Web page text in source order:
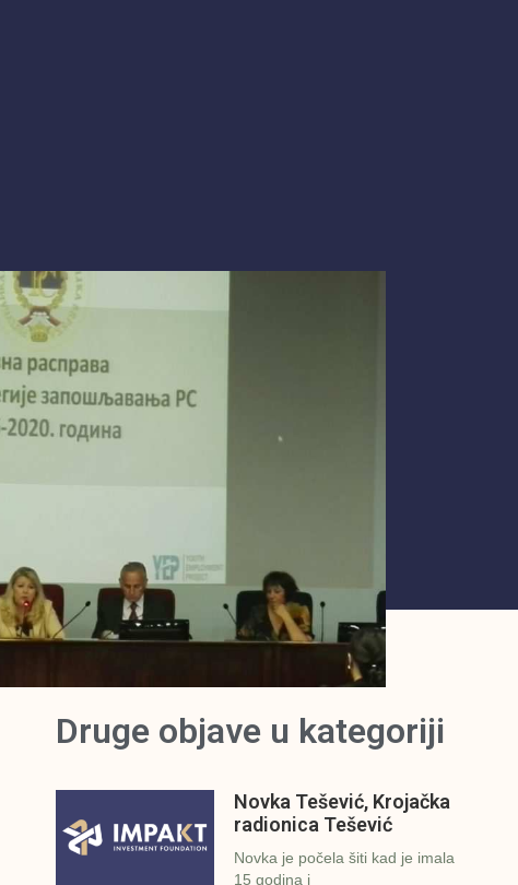
Druge objave u kategoriji
Novka Tešević, Krojačka
radionica Tešević
Novka je počela šiti kad je imala
15 godina i